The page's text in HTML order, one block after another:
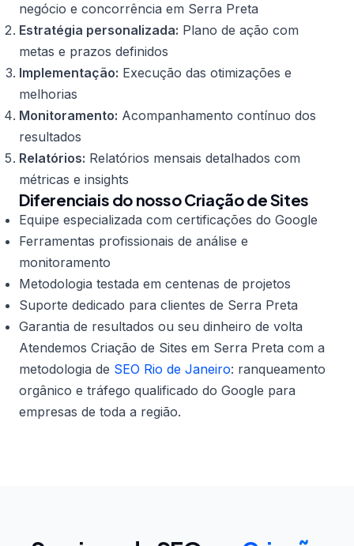
negócio e concorrência em Serra Preta
Estratégia personalizada: Plano de ação com
metas e prazos definidos
Implementação: Execução das otimizações e
melhorias
Monitoramento: Acompanhamento contínuo dos
resultados
Relatórios: Relatórios mensais detalhados com
métricas e insights
Diferenciais do nosso Criação de Sites
Equipe especializada com certificações do Google
Ferramentas profissionais de análise e
monitoramento
Metodologia testada em centenas de projetos
Suporte dedicado para clientes de Serra Preta
Garantia de resultados ou seu dinheiro de volta
Atendemos Criação de Sites em Serra Preta com a
metodologia de SEO Rio de Janeiro: ranqueamento
orgânico e tráfego qualificado do Google para
empresas de toda a região.